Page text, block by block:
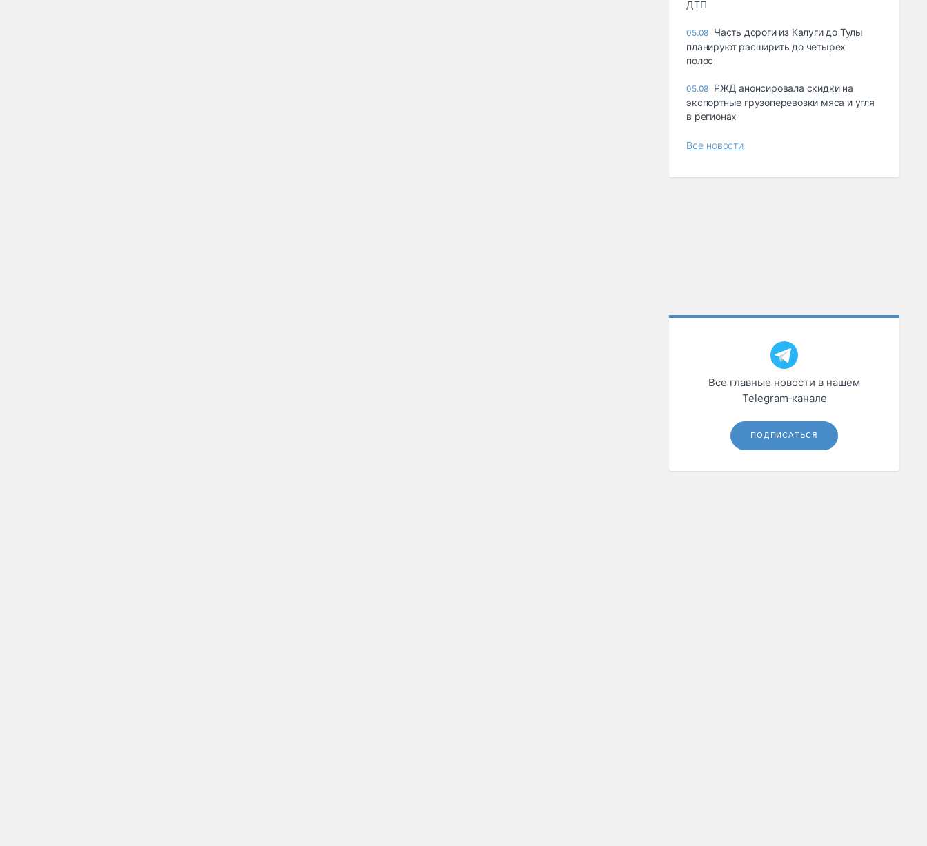
ДТП
05.08 Часть дороги из Калуги до Тулы
планируют расширить до четырех
полос
05.08 РЖД анонсировала скидки на
экспортные грузоперевозки мяса и угля
в регионах
Все новости
Все главные новости в нашем
Telegram‑канале
ПОДПИСАТЬСЯ